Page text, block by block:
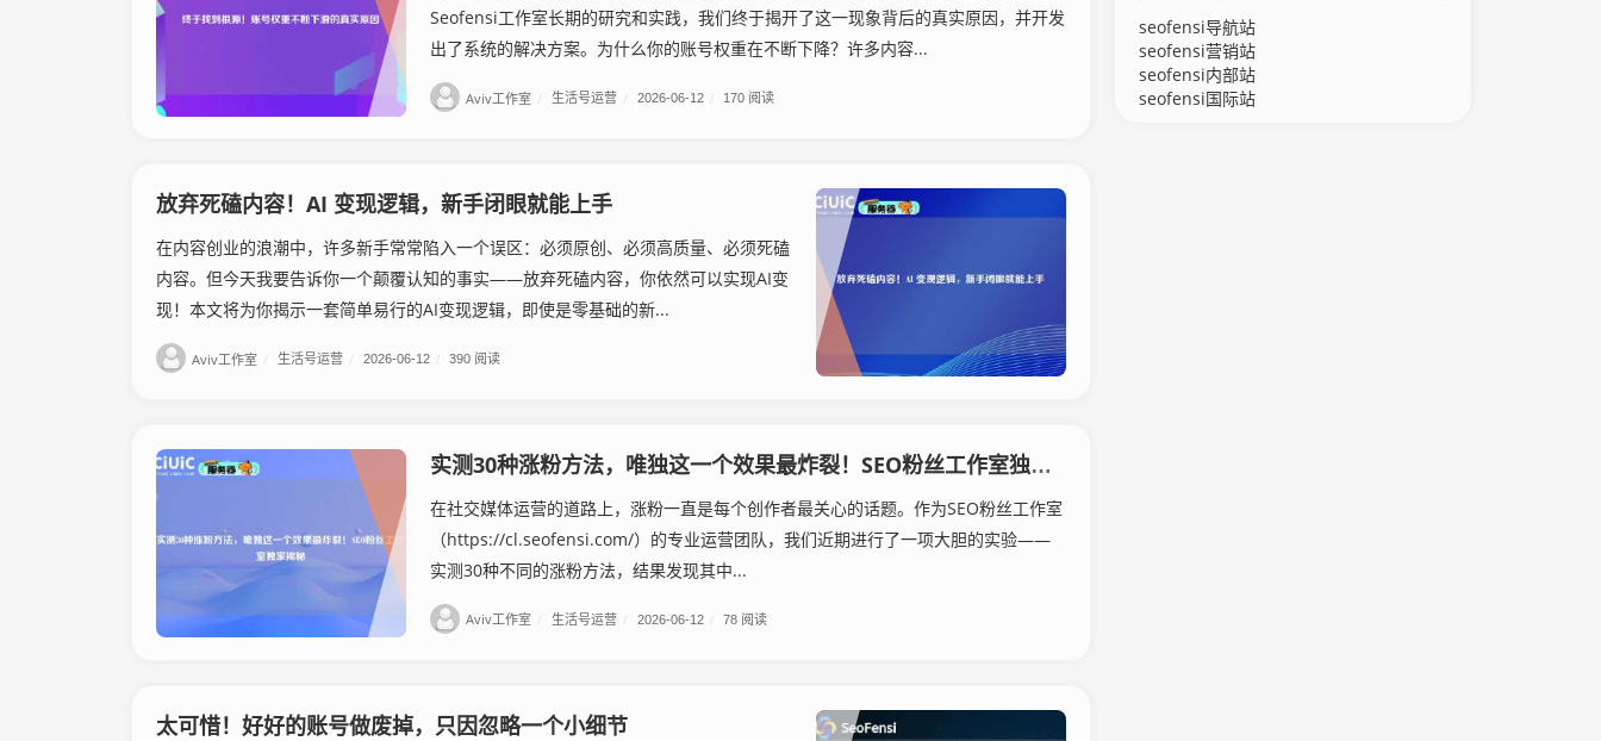
Seofensi工作室长期的研究和实践，我们终于揭开了这一现象背后的真实原因，并开发
出了系统的解决方案。为什么你的账号权重在不断下降？许多内容...
Aviv工作室 生活号运营 2026-06-12 170 阅读
放弃死磕内容！AI 变现逻辑，新手闭眼就能上手
在内容创业的浪潮中，许多新手常常陷入一个误区：必须原创、必须高质量、必须死磕
内容。但今天我要告诉你一个颠覆认知的事实——放弃死磕内容，你依然可以实现AI变
现！本文将为你揭示一套简单易行的AI变现逻辑，即使是零基础的新...
Aviv工作室 生活号运营 2026-06-12 390 阅读
实测30种涨粉方法，唯独这一个效果最炸裂！SEO粉丝工作室独家揭秘
在社交媒体运营的道路上，涨粉一直是每个创作者最关心的话题。作为SEO粉丝工作室
（https://cl.seofensi.com/）的专业运营团队，我们近期进行了一项大胆的实验——
实测30种不同的涨粉方法，结果发现其中...
Aviv工作室 生活号运营 2026-06-12 78 阅读
太可惜！好好的账号做废掉，只因忽略一个小细节
seofensi导航站
seofensi营销站
seofensi内部站
seofensi国际站